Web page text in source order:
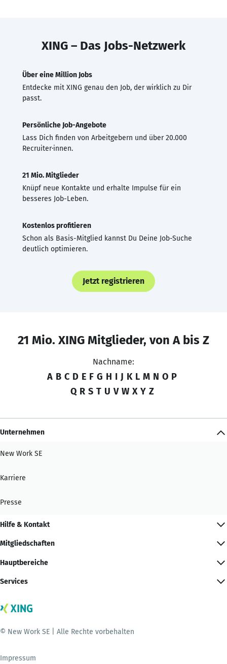
XING – Das Jobs-Netzwerk
Über eine Million Jobs
Entdecke mit XING genau den Job, der wirklich zu Dir
passt.
Persönliche Job-Angebote
Lass Dich finden von Arbeitgebern und über 20.000
Recruiter·innen.
21 Mio. Mitglieder
Knüpf neue Kontakte und erhalte Impulse für ein
besseres Job-Leben.
Kostenlos profitieren
Schon als Basis-Mitglied kannst Du Deine Job-Suche
deutlich optimieren.
Jetzt registrieren
21 Mio. XING Mitglieder, von A bis Z
Nachname:
A B C D E F G H I J K L M N O P
Q R S T U V W X Y Z
Unternehmen
New Work SE
Karriere
Presse
Hilfe & Kontakt
Mitgliedschaften
Hauptbereiche
Services
© New Work SE | Alle Rechte vorbehalten
Impressum